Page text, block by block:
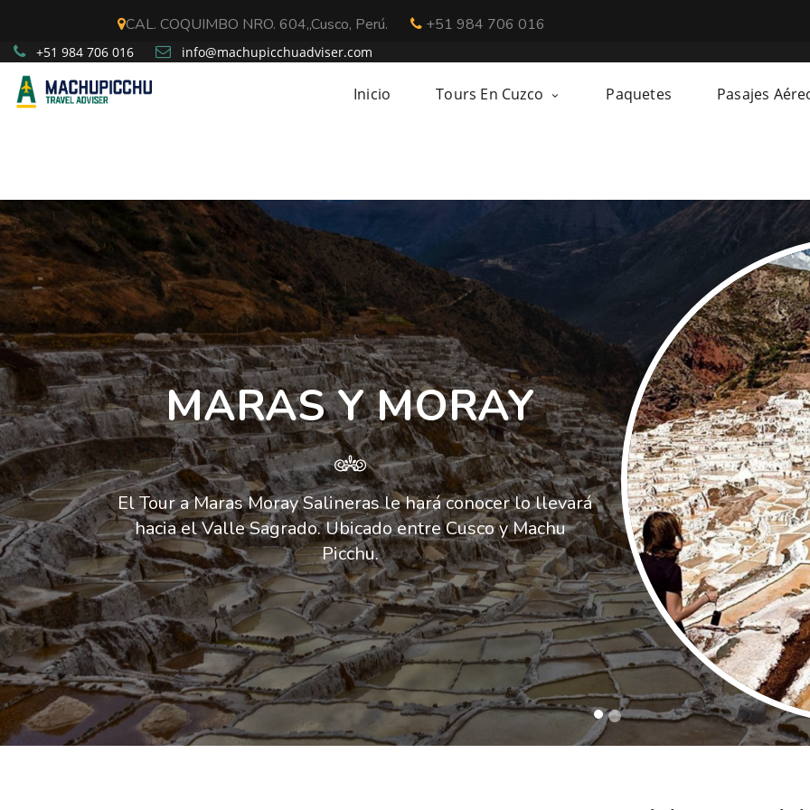
CAL. COQUIMBO NRO. 604,,Cusco, Perú. +51 984 706 016
+51 984 706 016 info@machupicchuadviser.com
Inicio Tours En Cuzco Paquetes Pasajes
MARAS Y MORAY
El Tour a Maras Moray Salineras le hará conocer lo llevará
hacia el Valle Sagrado. Ubicado entre Cusco y Machu
Picchu.